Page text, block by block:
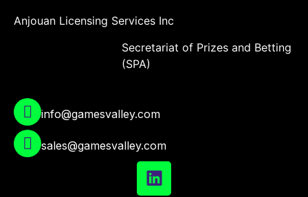
Anjouan Licensing Services Inc
Secretariat of Prizes and Betting
(SPA)
info@gamesvalley.com
sales@gamesvalley.com